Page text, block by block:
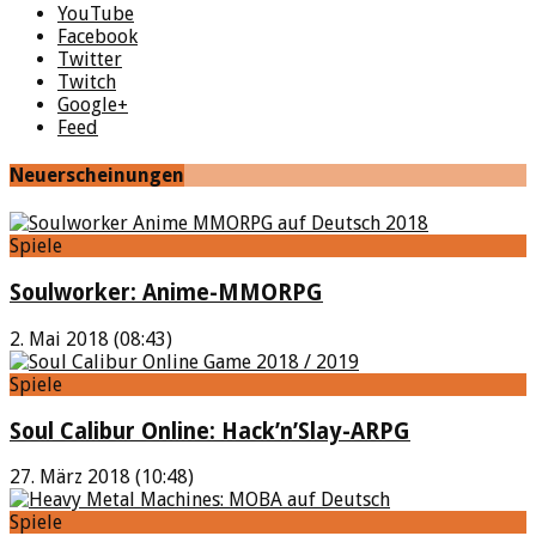
YouTube
Facebook
Twitter
Twitch
Google+
Feed
Neuerscheinungen
Spiele
Soulworker: Anime-MMORPG
2. Mai 2018 (08:43)
Spiele
Soul Calibur Online: Hack’n’Slay-ARPG
27. März 2018 (10:48)
Spiele